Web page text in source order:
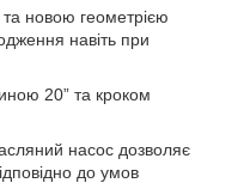
новою геометрією
навіть при
20” та кроком
насос дозволяє
до умов